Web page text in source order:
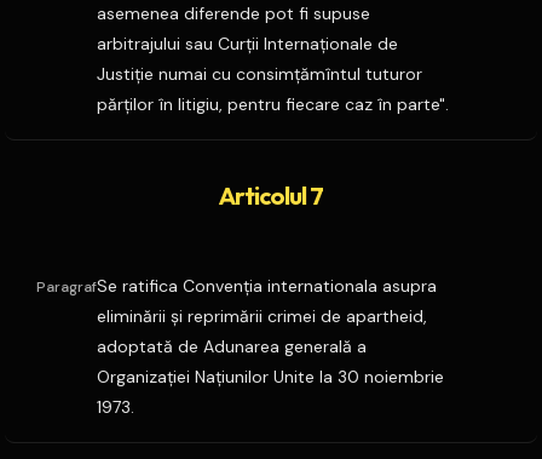
asemenea diferende pot fi supuse
arbitrajului sau Curţii Internaţionale de
Justiţie numai cu consimţămîntul tuturor
părţilor în litigiu, pentru fiecare caz în parte".
Articolul 7
ParagrafSe ratifica Convenţia internationala asupra
eliminării şi reprimării crimei de apartheid,
adoptată de Adunarea generală a
Organizaţiei Naţiunilor Unite la 30 noiembrie
1973.